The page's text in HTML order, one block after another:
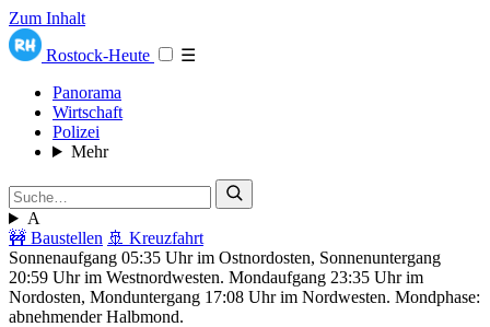
Zum Inhalt
Rostock-Heute
☰
Panorama
Wirtschaft
Polizei
Mehr
A
🚧 Baustellen 🚢 Kreuzfahrt
Sonnenaufgang 05:35 Uhr im Ostnordosten, Sonnenuntergang
20:59 Uhr im Westnordwesten. Mondaufgang 23:35 Uhr im
Nordosten, Monduntergang 17:08 Uhr im Nordwesten. Mondphase:
abnehmender Halbmond.